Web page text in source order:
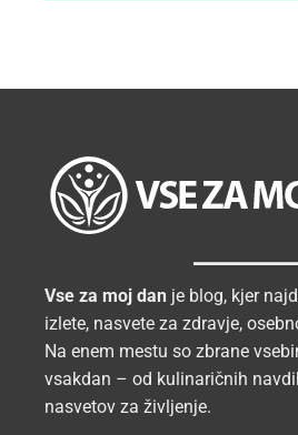
Vse za moj dan je blog, kjer
izlete, nasvete za zdravje,
Na enem mestu so zbrane
vsakdan – od kulinaričnih
nasvetov za življenje.